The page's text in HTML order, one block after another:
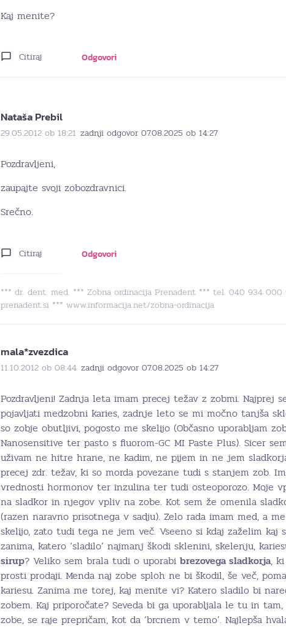
Kaj menite?
Citiraj Odgovori
Nataša Prebil
29.05.2012 ob 18:21 zadnji odgovor 07.08.2025 ob 14:27
Pozdravljeni,
zaupajte svoji zobozdravnici.
Srečno.
Citiraj Odgovori
*** dr. dent. med. *** Zobna ordinacija Prenadent *** tel. 040 934 000
prenadent.si *** www.informacija.net/zobna-ordinacija
mala*zvezdica
11.10.2012 ob 08:44 zadnji odgovor 07.08.2025 ob 14:27
Pozdravljeni! Zadnja leta imam precej težav z zobmi. Najprej
pojavljati medzobni karies, zadnje leto se mi močno tanjša
so zobje obutljivi, pogosto me skelijo (Občasno uporabljam
Nanosensitive ter pasto s fluorom-GC MI Paste Plus). Sicer
uživam ne hitre hrane, ne kadim, ne pijem in ne jem
precej zdr. težav, ki so morda povezane tudi s stanjem zob.
vrednosti hormonov ter inzulina ter tudi osteoporozo. Moje
na sladkor in njegov vpliv na zobe. Kot sem že omenila
(razen naravno prisotnega v sadju). Zelo rada imam med, a
skelijo, zato tudi tega ne jem več. Vseeno si kdaj zaželim kaj
zanima, katero ‘sladilo’ najmanj škodi sklenini, skelenju,
sirup? Veliko sem brala tudi o uporabi brezovega sladkorja,
prosti prodaji. Menda naj zobe sploh ne bi škodil, še več,
kariesu. Zanima me torej, kaj menite vi? Katero sladilo bi
zobem. Kaj priporočate? Seveda bi ga uporabljala le tu in
zobe, se raje prepričam, kot da ‘brcnem v temo’. Najlepša